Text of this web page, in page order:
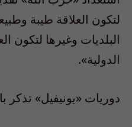
لتكون العلاقة طيبة
البلديات وغيرها لتكون
الدولية».
دوريات «يونيفيل» تذكر